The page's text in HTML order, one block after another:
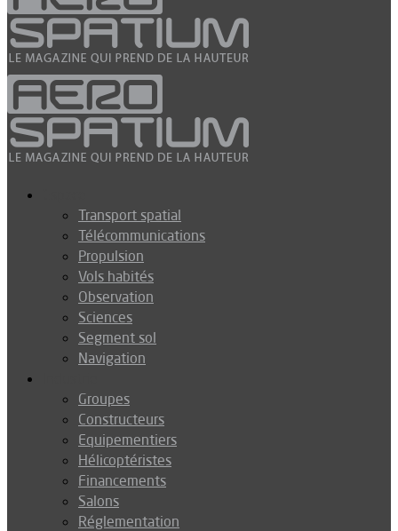
Transport spatial
Télécommunications
Propulsion
Vols habités
Observation
Sciences
Segment sol
Navigation
Groupes
Constructeurs
Equipementiers
Hélicoptéristes
Financements
Salons
Réglementation